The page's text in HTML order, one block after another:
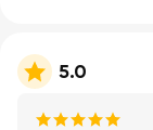
5.0